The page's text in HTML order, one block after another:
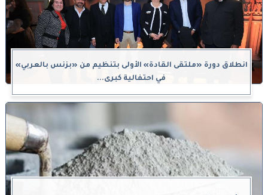
انطلاق دورة «ملتقى القادة» الأولى بتنظيم من «بزنس بالعربي»
في احتفالية كبرى...